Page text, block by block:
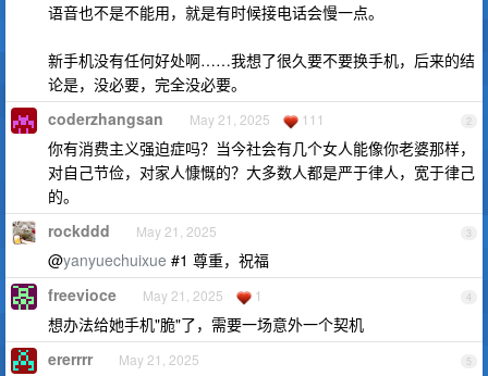
语音也不是不能用，就是有时候接电话会慢一点。
新手机没有任何好处啊……我想了很久要不要换手机，后来的结
论是，没必要，完全没必要。
2
coderzhangsan May 21, 2025 111
你有消费主义强迫症吗？当今社会有几个女人能像你老婆那样，
对自己节俭，对家人慷慨的？大多数人都是严于律人，宽于律己
的。
3
rockddd May 21, 2025
@yanyuechuixue #1 尊重，祝福
4
freevioce May 21, 2025 1
想办法给她手机"脆"了，需要一场意外一个契机
5
ererrrr May 21, 2025